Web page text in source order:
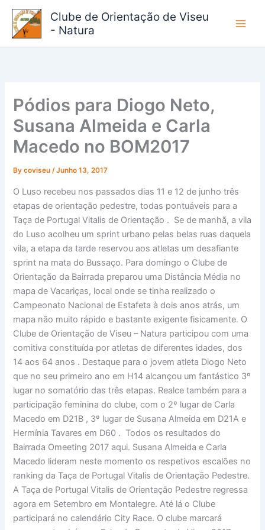
Skip
content
Clube de Orientação de Viseu
- Natura
Pódios para Diogo Neto,
Susana Almeida e Carla
Macedo no BOM2017
Bycoviseu/Junho 13, 2017
O Luso recebeu nos passados dias 11 e 12 de junho três
etapas de orientação pedestre, todas pontuáveis para a
Taça de Portugal Vitalis de Orientação . Se de manhã, a vila
do Luso acolheu um sprint urbano pelas belas ruas daquela
vila, a etapa da tarde reservou aos atletas um desafiante
sprint na mata do Bussaço. Para domingo o Clube de
Orientação da Bairrada preparou uma Distância Média no
mapa de Vacariças, local onde se tinha realizado o
Campeonato Nacional de Estafeta à dois anos atrás, um
mapa não muito rápido e bastante exigente fisicamente. O
Clube de Orientação de Viseu – Natura participou com uma
comitiva constituída por atletas de diferentes idades, dos
14 aos 64 anos . Destaque para o jovem atleta Diogo Neto
que no seu primeiro ano em H14 alcançou um fantástico 3º
lugar no somatório das três etapas. Realce também para a
participação feminina do clube, com o 2º lugar de Carla
Macedo em D21B , 3º lugar de Susana Almeida em D21A e
Hermínia Tavares em D60 . Todos os resultados do
Bairrada Omeeting 2017 aqui. Susana Almeida e Carla
Macedo lideram neste momento os respetivos escalões no
ranking da Taça de Portugal Vitalis de Orientação Pedestre.
A Taça de Portugal Vitalis de Orientação Pedestre regressa
agora em Setembro em Montalegre. Até lá o Clube
participará no calendário City Race. O clube marcará